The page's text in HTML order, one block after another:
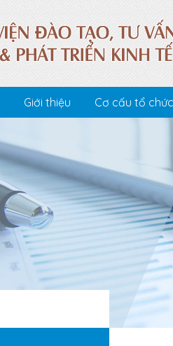
Giới thiệu Cơ cấu tổ chức